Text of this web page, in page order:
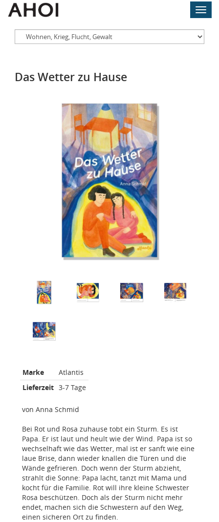
Skip
Das Wetter zu Hause
Marke
Atlantis
Lieferzeit 3-7 Tage
von Anna Schmid
Bei Rot und Rosa zuhause tobt ein Sturm. Es ist
Papa. Er ist laut und heult wie der Wind. Papa ist so
wechselhaft wie das Wetter, mal ist er sanft wie eine
laue Brise, dann wieder knallen die Türen und die
Wände gefrieren. Doch wenn der Sturm abzieht,
strahlt die Sonne: Papa lacht, tanzt mit Mama und
kocht für die Familie. Rot will ihre kleine Schwester
Rosa beschützen. Doch als der Sturm nicht mehr
endet, machen sich die Schwestern auf den Weg,
einen sicheren Ort zu finden.